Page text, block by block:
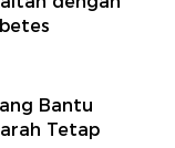
Bantu
Tetap